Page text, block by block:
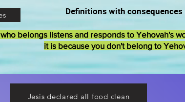
Definitions with consequences
belongs listens and responds to Yehovah's
it is because you don't belong to
Jesis declared all food clean